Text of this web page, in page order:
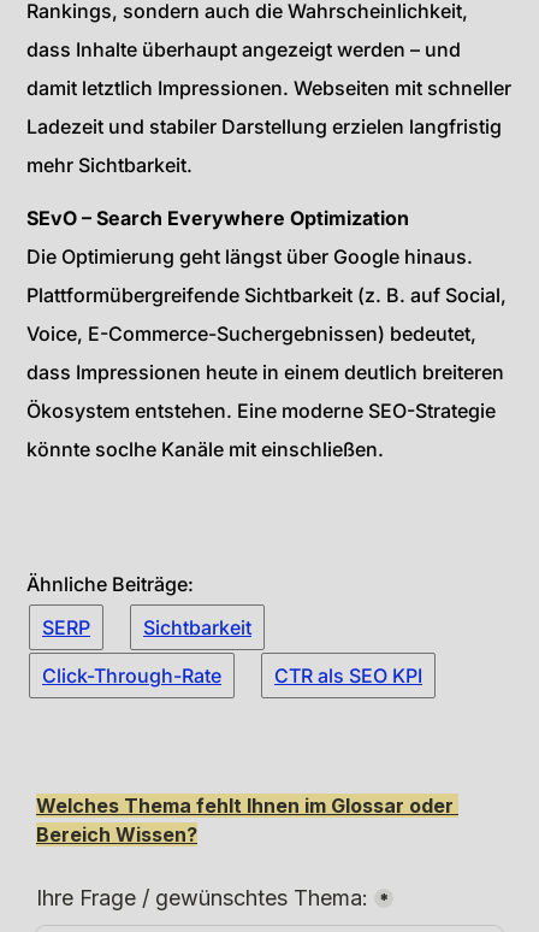
Rankings, sondern auch die Wahrscheinlichkeit,
dass Inhalte überhaupt angezeigt werden – und
damit letztlich Impressionen. Webseiten mit schneller
Ladezeit und stabiler Darstellung erzielen langfristig
mehr Sichtbarkeit.
SEvO – Search Everywhere Optimization
Die Optimierung geht längst über Google hinaus.
Plattformübergreifende Sichtbarkeit (z. B. auf Social,
Voice, E-Commerce-Suchergebnissen) bedeutet,
dass Impressionen heute in einem deutlich breiteren
Ökosystem entstehen. Eine moderne SEO-Strategie
könnte soclhe Kanäle mit einschließen.
Ähnliche Beiträge:
SERP
Sichtbarkeit
Click-Through-Rate
CTR als SEO KPI